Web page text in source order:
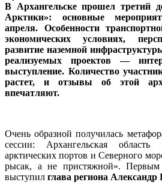
В Архангельске прошел третий
Арктики»: основные
апреля. Особенности
экономических условиях,
развитие наземной
реализуемых проектов —
выступление. Количество
растет, и отзывы об этой
впечатляют.
Очень образной получилась
сессии: Архангельская
арктических портов и Северного
рысак, а не пристяжной».
выступил глава региона